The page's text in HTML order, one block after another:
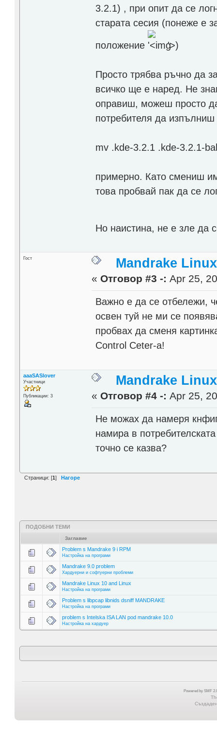
3.2.1) , при опит да се
старата сесия (понеже е
положение '>)
Просто трябва ръчно да
всичко ще е наред. Не
оправиш, можеш просто
потребителя да изпълниш
mv .kde-3.2.1 .kde-3.2.1-
примерно. Като смениш
това пробвай пак да се
Но наистина, не е зле да
Гост Mandrake
« Отговор #3 -: Apr 25,
Важно е да се отбележи,
освен туй не ми се
пробвах да сменя
Control Ceter-a!
aaaSASlover
Участници
Публикации: 3
Mandrake
« Отговор #4 -: Apr 25,
Не можах да намеря
намира в
точно се казва?
Страници: [1] Нагоре
ПОДОБНИ ТЕМИ
Заглавие
Problem s Mandrake 9 i RPM
Настройка на програми
Mandrake 9.0 problem
Хардуерни и софтуерни проблеми
Mandrake Linux 10 and Linux
Настройка на програми
Problem s libpcap libnids dsniff MANDRAKE
Настройка на програми
problem s Intelska ISA LAN pod mandrake 10.0
Настройка на хардуер
Powered by SMF